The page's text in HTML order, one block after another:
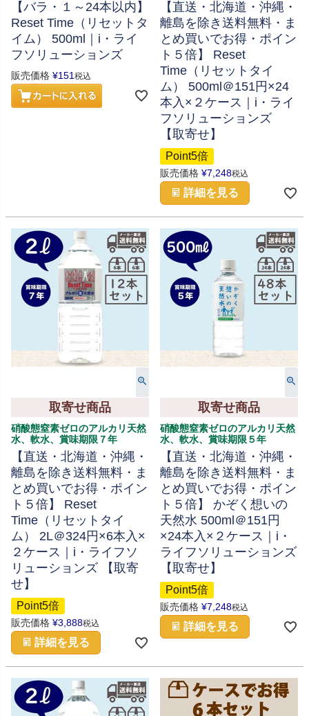
【バラ・１～24本以内】
Reset Time（リセットタ
イム） 500ml｜i・ライ
フソリューションズ
販売価格 ¥151 税込
【直送・北海道・沖縄・
離島を除き送料無料・ま
とめ買いでお得・ポイン
ト５倍】 Reset
Time（リセットタイ
ム） 500ml＠151円×24
本入×２ケース｜i・ライ
フソリューションズ
【取寄せ】
Point5倍
販売価格 ¥7,248税込
詳細を見る
取寄せ商品
硝酸態窒素ゼロのアルカリ天然
水、軟水、賞味期限７年
【直送・北海道・沖縄・
離島を除き送料無料・ま
とめ買いでお得・ポイン
ト５倍】 Reset
Time（リセットタイ
ム） 2L＠324円×6本入×
２ケース｜i・ライフソ
リューションズ 【取寄
せ】
Point5倍
販売価格 ¥3,888税込
詳細を見る
取寄せ商品
硝酸態窒素ゼロのアルカリ天然
水、軟水、賞味期限５年
【直送・北海道・沖縄・
離島を除き送料無料・ま
とめ買いでお得・ポイン
ト５倍】 かぞく想いの
天然水 500ml＠151円
×24本入×２ケース｜i・
ライフソリューションズ
【取寄せ】
Point5倍
販売価格 ¥7,248税込
詳細を見る